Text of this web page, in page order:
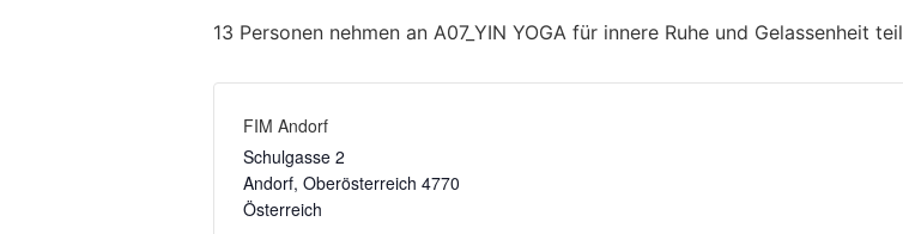
13 Personen nehmen an A07_YIN YOGA für innere Ruhe und Gelassenheit teil
FIM Andorf
Schulgasse 2
Andorf, Oberösterreich 4770
Österreich